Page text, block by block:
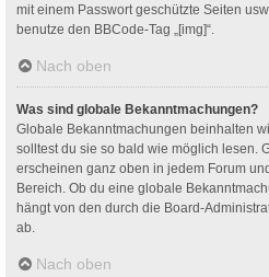
mit einem Passwort geschützte Seiten
benutze den BBCode-Tag „[img]“.
Nach oben
Was sind globale Bekanntmachungen?
Globale Bekanntmachungen beinhalten
solltest du sie so bald wie möglich lesen.
erscheinen ganz oben in jedem Forum
Bereich. Ob du eine globale
hängt von den durch die Board-
ab.
Nach oben